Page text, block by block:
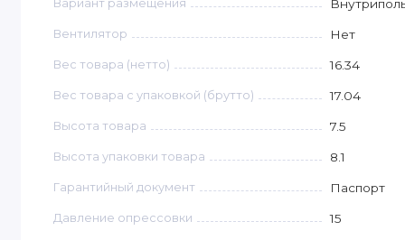
чертежам заказчика завод может производить
типоразмеры глубиной 90 и 110 мм всегда доступны
Высокоэффективный теплообменник.
Высокоэффективный теплообменник конвектора
чтобы теплоотдача была максимально возможной
Вариант размещения
Вентилятор Нет
Вес товара (нетто) 16.34
Вес товара с упаковкой (брутто) 17.04
Высота товара 7.5
Высота упаковки товара 8.1
Гарантийный документ Паспорт
Давление опрессовки 15